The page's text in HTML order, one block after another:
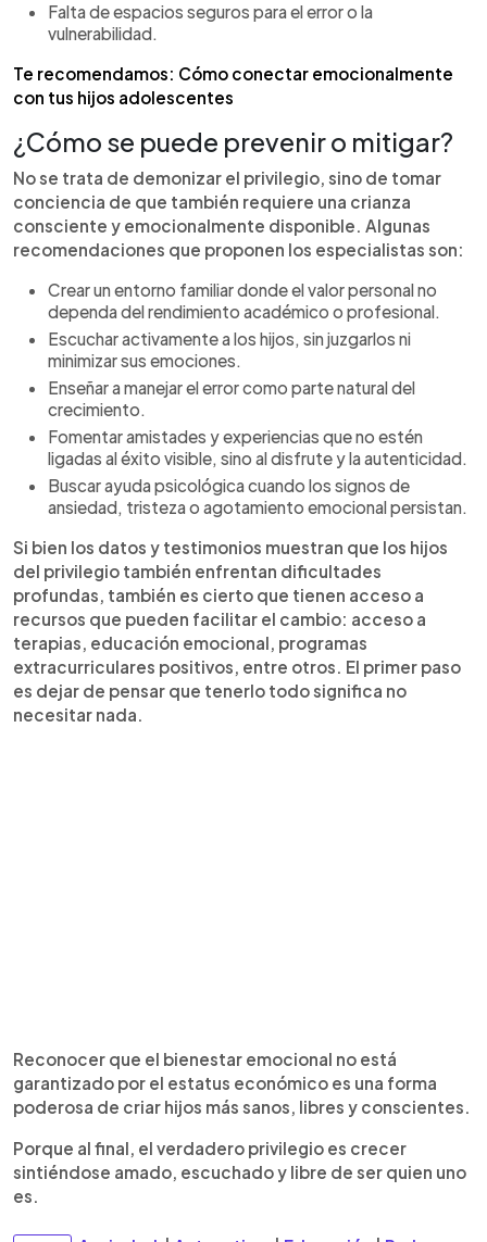
Falta de espacios seguros para el error o la
vulnerabilidad.
Te recomendamos: Cómo conectar emocionalmente
con tus hijos adolescentes
¿Cómo se puede prevenir o mitigar?
No se trata de demonizar el privilegio, sino de tomar
conciencia de que también requiere una crianza
consciente y emocionalmente disponible. Algunas
recomendaciones que proponen los especialistas son:
Crear un entorno familiar donde el valor personal no
dependa del rendimiento académico o profesional.
Escuchar activamente a los hijos, sin juzgarlos ni
minimizar sus emociones.
Enseñar a manejar el error como parte natural del
crecimiento.
Fomentar amistades y experiencias que no estén
ligadas al éxito visible, sino al disfrute y la autenticidad.
Buscar ayuda psicológica cuando los signos de
ansiedad, tristeza o agotamiento emocional persistan.
Si bien los datos y testimonios muestran que los hijos
del privilegio también enfrentan dificultades
profundas, también es cierto que tienen acceso a
recursos que pueden facilitar el cambio: acceso a
terapias, educación emocional, programas
extracurriculares positivos, entre otros. El primer paso
es dejar de pensar que tenerlo todo significa no
necesitar nada.
Reconocer que el bienestar emocional no está
garantizado por el estatus económico es una forma
poderosa de criar hijos más sanos, libres y conscientes.
Porque al final, el verdadero privilegio es crecer
sintiéndose amado, escuchado y libre de ser quien uno
es.